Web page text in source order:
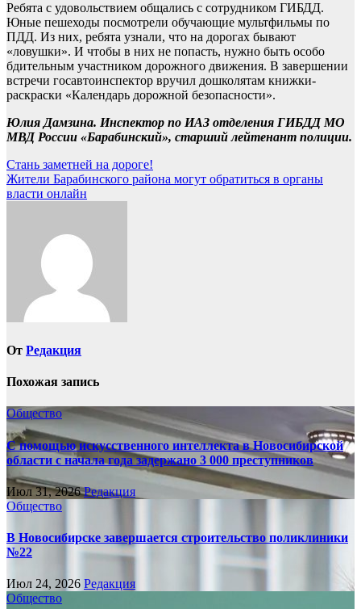
Ребята с удовольствием общались с сотрудником ГИБДД.
Юные пешеходы посмотрели обучающие мультфильмы по
ПДД. Из них, ребята узнали, что на дорогах бывают
«ловушки». И чтобы в них не попасть, нужно быть особо
бдительным участником дорожного движения. В завершении
встречи госавтоинспектор вручил дошколятам книжки-
раскраски «Календарь дорожной безопасности».
Юлия Дамзина. Инспектор по ИАЗ отделения ГИБДД МО
МВД России «Барабинский», старший лейтенант полиции.
Навигация
по
Стань заметней на дороге!
Жители Барабинского района могут обратиться в органы
власти онлайн
От Редакция
Похожая запись
Общество
С помощью искусственного интеллекта в Новосибирской
области с начала года задержано 3 000 преступников
Июл 31, 2026Редакция
Общество
В Новосибирске завершается строительство поликлиники
№22
Июл 24, 2026 Редакция
Общество